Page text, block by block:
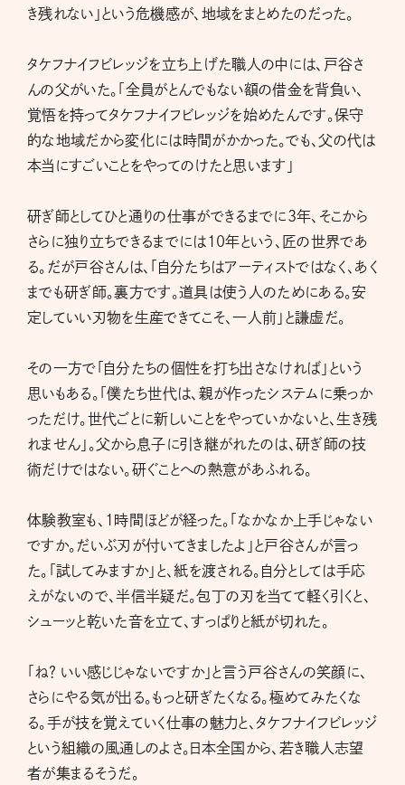
き残れない」という危機感が、地域をまとめたのだった。
タケフナイフビレッジを立ち上げた職人の中には、戸谷さ
んの父がいた。「全員がとんでもない額の借金を背負い、
覚悟を持ってタケフナイフビレッジを始めたんです。保守
的な地域だから変化には時間がかかった。でも、父の代は
本当にすごいことをやってのけたと思います」
研ぎ師としてひと通りの仕事ができるまでに3年、そこから
さらに独り立ちできるまでには10年という、匠の世界であ
る。だが戸谷さんは、「自分たちはアーティストではなく、あく
までも研ぎ師。裏方です。道具は使う人のためにある。安
定していい刃物を生産できてこそ、一人前」と謙虚だ。
その一方で「自分たちの個性を打ち出さなければ」という
思いもある。「僕たち世代は、親が作ったシステムに乗っか
っただけ。世代ごとに新しいことをやっていかないと、生き残
れません」。父から息子に引き継がれたのは、研ぎ師の技
術だけではない。研ぐことへの熱意があふれる。
体験教室も、1時間ほどが経った。「なかなか上手じゃない
ですか。だいぶ刃が付いてきましたよ」と戸谷さんが言っ
た。「試してみますか」と、紙を渡される。自分としては手応
えがないので、半信半疑だ。包丁の刃を当てて軽く引くと、
シューッと乾いた音を立て、すっぱりと紙が切れた。
「ね？ いい感じじゃないですか」と言う戸谷さんの笑顔に、
さらにやる気が出る。もっと研ぎたくなる。極めてみたくな
る。手が技を覚えていく仕事の魅力と、タケフナイフビレッジ
という組織の風通しのよさ。日本全国から、若き職人志望
者が集まるそうだ。